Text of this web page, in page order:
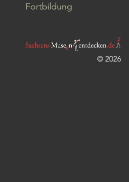
Fortbildung
© 2026